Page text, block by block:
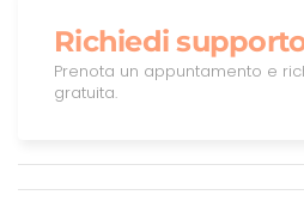
Richiedi
Prenota un appuntamento e
gratuita.